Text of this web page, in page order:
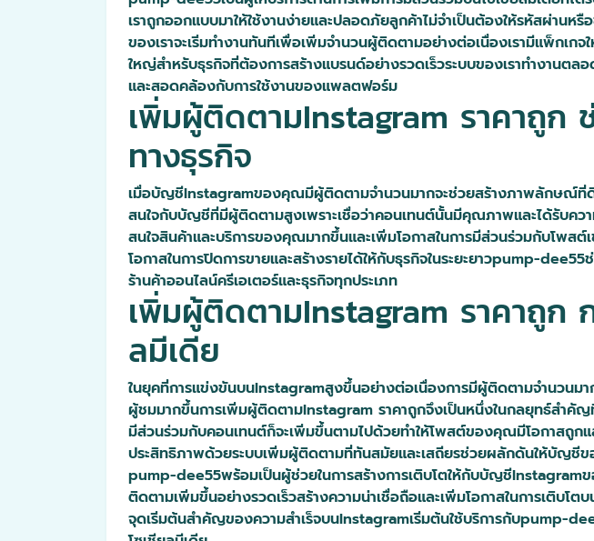
เราถูกออกแบบมาให้ใช้งานง่ายและปลอดภัยลูกค้าไม่จำเป็นต้องให้รหัสผ่าน
ของเราจะเริ่มทำงานทันทีเพื่อเพิ่มจำนวนผู้ติดตามอย่างต่อเนื่องเรามีแพ็กเ
ใหญ่สำหรับธุรกิจที่ต้องการสร้างแบรนด์อย่างรวดเร็วระบบของเราทำงานต
และสอดคล้องกับการใช้งานของแพลตฟอร์ม
เพิ่มผู้ติดตามInstagram ราคาถูก
ทางธุรกิจ
เมื่อบัญชีInstagramของคุณมีผู้ติดตามจำนวนมากจะช่วยสร้างภาพลักษณ์ที่ดี
สนใจกับบัญชีที่มีผู้ติดตามสูงเพราะเชื่อว่าคอนเทนต์นั้นมีคุณภาพและได้รับคว
สนใจสินค้าและบริการของคุณมากขึ้นและเพิ่มโอกาสในการมีส่วนร่วมกับโพ
โอกาสในการปิดการขายและสร้างรายได้ให้กับธุรกิจในระยะยาวpump-
ร้านค้าออนไลน์ครีเอเตอร์และธุรกิจทุกประเภท
เพิ่มผู้ติดตามInstagram ราคาถูก
ลมีเดีย
ในยุคที่การแข่งขันบนInstagramสูงขึ้นอย่างต่อเนื่องการมีผู้ติดตามจำนวนม
ผู้ชมมากขึ้นการเพิ่มผู้ติดตามInstagram ราคาถูกจึงเป็นหนึ่งในกลยุทธ์สำคั
มีส่วนร่วมกับคอนเทนต์ก็จะเพิ่มขึ้นตามไปด้วยทำให้โพสต์ของคุณมีโอกาสถู
ประสิทธิภาพด้วยระบบเพิ่มผู้ติดตามที่ทันสมัยและเสถียรช่วยผลักดันให้บัญชี
pump-dee55พร้อมเป็นผู้ช่วยในการสร้างการเติบโตให้กับบัญชี
ติดตามเพิ่มขึ้นอย่างรวดเร็วสร้างความน่าเชื่อถือและเพิ่มโอกาสในการเติบ
จุดเริ่มต้นสำคัญของความสำเร็จบนInstagramเริ่มต้นใช้บริการกับpump-